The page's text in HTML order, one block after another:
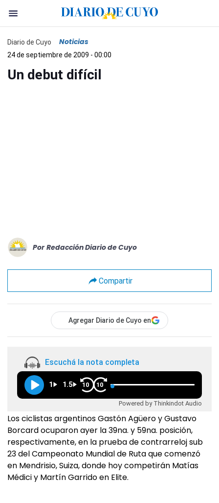
Diario de Cuyo Noticias
24 de septiembre de 2009 - 00:00
Un debut difícil
Por Redacción Diario de Cuyo
Compartir
Agregar Diario de Cuyo en
Escuchá la nota completa
1 1.5 10 10
Powered by Thinkindot Audio
Los ciclistas argentinos Gastón Agüero y Gustavo
Borcard ocuparon ayer la 39na. y 59na. posición,
respectivamente, en la prueba de contrarreloj sub
23 del Campeonato Mundial de Ruta que comenzó
en Mendrisio, Suiza, donde hoy competirán Matías
Médici y Martín Garrido en Elite.